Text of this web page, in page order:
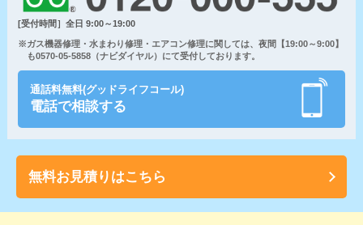
[受付時間］全日 9:00～19:00
※ガス機器修理・水まわり修理・エアコン修理に関しては、夜間【19:00～9:00】
も0570-05-5858（ナビダイヤル）にて受付しております。
通話料無料(グッドライフコール)
電話で相談する
無料お見積りはこちら